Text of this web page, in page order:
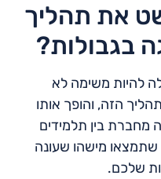
את תהליך
בגבולות?
להיות משימה לא
הזה, והופך אותו
מחברת בין תלמידים
שתמצאו מישהו שעונה
שלכם.